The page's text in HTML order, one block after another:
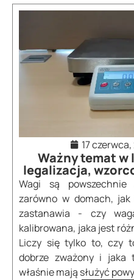
17
Ważny temat w
legalizacja,
Wagi są powszechnie
zarówno w domach,
zastanawia - czy
kalibrowana, jaka jest
Liczy się tylko to, czy
dobrze zważony i jaka
właśnie mają służyć